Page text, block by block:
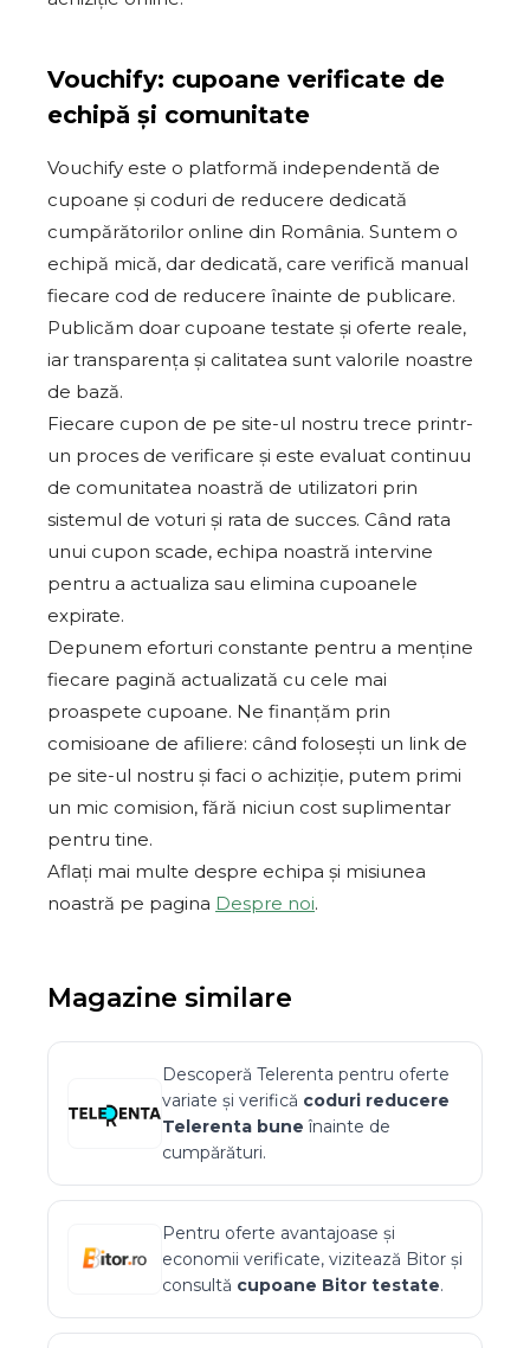
Vouchify: cupoane verificate de
echipă și comunitate
Vouchify este o platformă independentă de
cupoane și coduri de reducere dedicată
cumpărătorilor online din România. Suntem o
echipă mică, dar dedicată, care verifică manual
fiecare cod de reducere înainte de publicare.
Publicăm doar cupoane testate și oferte reale,
iar transparența și calitatea sunt valorile noastre
de bază.
Fiecare cupon de pe site-ul nostru trece printr-
un proces de verificare și este evaluat continuu
de comunitatea noastră de utilizatori prin
sistemul de voturi și rata de succes. Când rata
unui cupon scade, echipa noastră intervine
pentru a actualiza sau elimina cupoanele
expirate.
Depunem eforturi constante pentru a menține
fiecare pagină actualizată cu cele mai
proaspete cupoane. Ne finanțăm prin
comisioane de afiliere: când folosești un link de
pe site-ul nostru și faci o achiziție, putem primi
un mic comision, fără niciun cost suplimentar
pentru tine.
Aflați mai multe despre echipa și misiunea
noastră pe pagina Despre noi.
Magazine similare
Descoperă Telerenta pentru oferte
variate și verifică coduri reducere
Telerenta bune înainte de
cumpărături.
Pentru oferte avantajoase și
economii verificate, vizitează Bitor și
consultă cupoane Bitor testate.